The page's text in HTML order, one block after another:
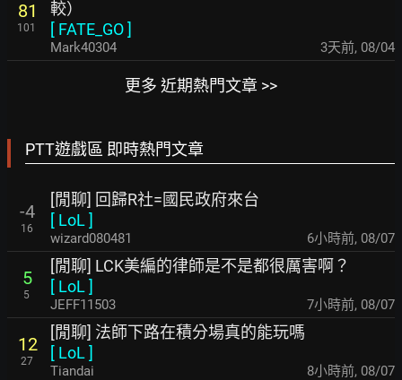
81
101
較）
[ FATE_GO]
Mark40304 3天前, 08/04
更多 近期熱門文章 >>
PTT遊戲區 即時熱門文章
-4
16
[閒聊] 回歸R社=國民政府來台
[ LoL ]
wizard080481 6小時前, 08/07
5
5
[閒聊] LCK美編的律師是不是都很厲害啊？
[ LoL ]
JEFF11503 7小時前, 08/07
12
27
[閒聊] 法師下路在積分場真的能玩嗎
[ LoL ]
Tiandai 8小時前, 08/07